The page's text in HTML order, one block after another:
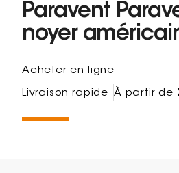
Paravent
noyer
Acheter en ligne
Livraison rapide À partir de